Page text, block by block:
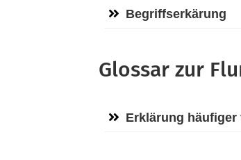
Begriffserkärung
Glossar zur
Erklärung häufiger